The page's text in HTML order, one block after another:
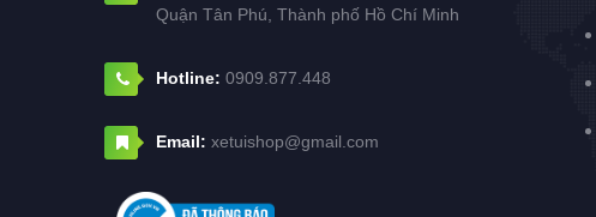
Quận Tân Phú, Thành phố Hồ Chí Minh
Hotline: 0909.877.448
Email: xetuishop@gmail.com